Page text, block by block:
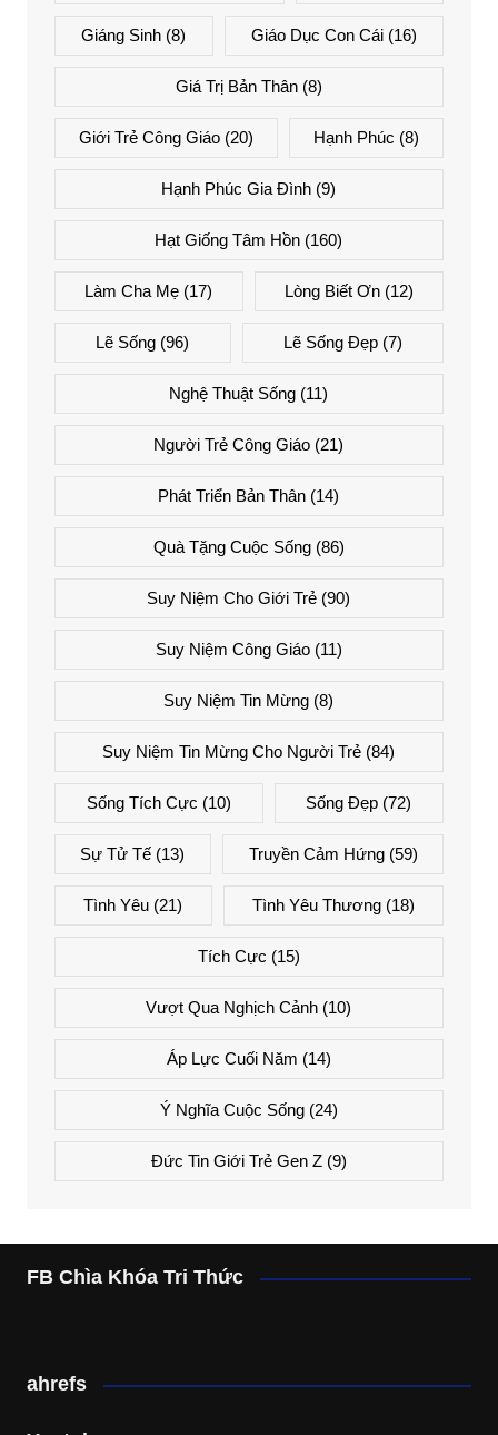
Giáng Sinh (8) Giáo Dục Con Cái(16)
Giá Trị Bản Thân(8)
Giới Trẻ Công Giáo(20) Hạnh Phúc (8)
Hạnh Phúc Gia Đình (9)
Hạt Giống Tâm Hồn (160)
Làm Cha Mẹ (17) Lòng Biết Ơn(12)
Lẽ Sống (96) Lẽ Sống Đẹp(7)
Nghệ Thuật Sống (11)
Người Trẻ Công Giáo (21)
Phát Triển Bản Thân (14)
Quà Tặng Cuộc Sống(86)
Suy Niệm Cho Giới Trẻ (90)
Suy Niệm Công Giáo(11)
Suy Niệm Tin Mừng (8)
Suy Niệm Tin Mừng Cho Người Trẻ (84)
Sống Tích Cực (10) Sống Đẹp (72)
Sự Tử Tế (13) Truyền Cảm Hứng(59)
Tình Yêu (21) Tình Yêu Thương(18)
Tích Cực (15)
Vượt Qua Nghịch Cảnh (10)
Áp Lực Cuối Năm (14)
Ý Nghĩa Cuộc Sống(24)
Đức Tin Giới Trẻ Gen Z(9)
FB Chìa Khóa Tri Thức
ahrefs